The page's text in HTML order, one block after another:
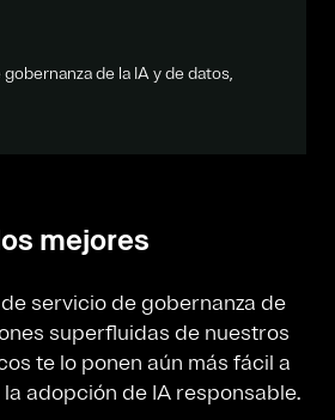
de la IA y de datos,
mejores
servicio de gobernanza de
superfluidas de nuestros
te lo ponen aún más fácil a
adopción de IA responsable.